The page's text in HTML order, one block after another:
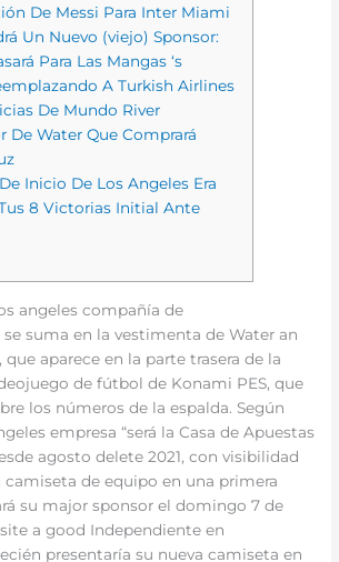
De Messi Para Inter Miami
Un Nuevo (viejo) Sponsor:
Para Las Mangas ‘s
A Turkish Airlines
De Mundo River
De Water Que Comprará
Inicio De Los Angeles Era
8 Victorias Initial Ante
angeles compañía de
se suma en la vestimenta de Water an
aparece en la parte trasera de la
de fútbol de Konami PES, que
los números de la espalda. Según
empresa “será la Casa de Apuestas
agosto delete 2021, con visibilidad
camiseta de equipo en una primera
su major sponsor el domingo 7 de
a good Independiente en
presentaría su nueva camiseta en